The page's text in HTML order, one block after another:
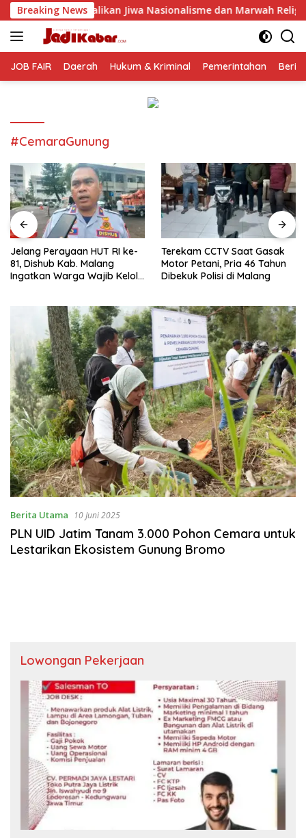
Langsung
ke
konten
Breaking News
Jiwa Nasionalisme dan Marwah Religius Jelang
JOB FAIR Daerah Hukum & Kriminal Pemerintahan
#CemaraGunung
Jelang Perayaan HUT RI ke-
81, Dishub Kab. Malang
Ingatkan Warga Wajib Kelola
Terekam CCTV Saat Gasak
Motor Petani, Pria 46 Tahun
Dibekuk Polisi di Malang
Berita Utama 10 Juni 2025
PLN UID Jatim Tanam 3.000 Pohon Cemara untuk
Lestarikan Ekosistem Gunung Bromo
Lowongan Pekerjaan